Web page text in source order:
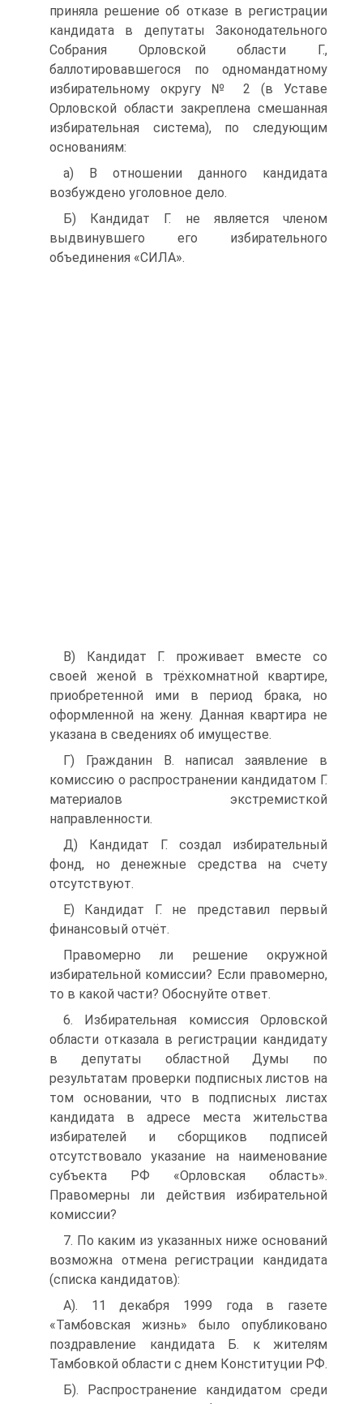
приняла решение об отказе в регистрации
кандидата в депутаты Законодательного
Собрания Орловской области Г.,
баллотировавшегося по одномандатному
избирательному округу № 2 (в Уставе
Орловской области закреплена смешанная
избирательная система), по следующим
основаниям:
а) В отношении данного кандидата
возбуждено уголовное дело.
Б) Кандидат Г. не является членом
выдвинувшего его избирательного
объединения «СИЛА».
В) Кандидат Г. проживает вместе со
своей женой в трёхкомнатной квартире,
приобретенной ими в период брака, но
оформленной на жену. Данная квартира не
указана в сведениях об имуществе.
Г) Гражданин В. написал заявление в
комиссию о распространении кандидатом Г.
материалов экстремисткой
направленности.
Д) Кандидат Г. создал избирательный
фонд, но денежные средства на счету
отсутствуют.
Е) Кандидат Г. не представил первый
финансовый отчёт.
Правомерно ли решение окружной
избирательной комиссии? Если правомерно,
то в какой части? Обоснуйте ответ.
6. Избирательная комиссия Орловской
области отказала в регистрации кандидату
в депутаты областной Думы по
результатам проверки подписных листов на
том основании, что в подписных листах
кандидата в адресе места жительства
избирателей и сборщиков подписей
отсутствовало указание на наименование
субъекта РФ «Орловская область».
Правомерны ли действия избирательной
комиссии?
7. По каким из указанных ниже оснований
возможна отмена регистрации кандидата
(списка кандидатов):
А). 11 декабря 1999 года в газете
«Тамбовская жизнь» было опубликовано
поздравление кандидата Б. к жителям
Тамбовкой области с днем Конституции РФ.
Б). Распространение кандидатом среди